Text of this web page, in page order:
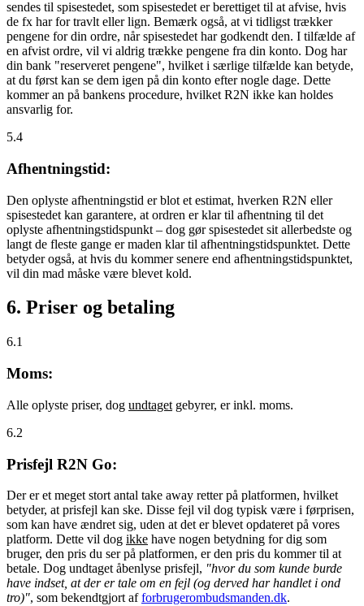
sendes til spisestedet, som spisestedet er berettiget til at afvise, hvis
de fx har for travlt eller lign. Bemærk også, at vi tidligst trækker
pengene for din ordre, når spisestedet har godkendt den. I tilfælde af
en afvist ordre, vil vi aldrig trække pengene fra din konto. Dog har
din bank "reserveret pengene", hvilket i særlige tilfælde kan betyde,
at du først kan se dem igen på din konto efter nogle dage. Dette
kommer an på bankens procedure, hvilket R2N ikke kan holdes
ansvarlig for.
5.4
Afhentningstid:
Den oplyste afhentningstid er blot et estimat, hverken R2N eller
spisestedet kan garantere, at ordren er klar til afhentning til det
oplyste afhentningstidspunkt – dog gør spisestedet sit allerbedste og
langt de fleste gange er maden klar til afhentningstidspunktet. Dette
betyder også, at hvis du kommer senere end afhentningstidspunktet,
vil din mad måske være blevet kold.
6. Priser og betaling
6.1
Moms:
Alle oplyste priser, dog undtaget gebyrer, er inkl. moms.
6.2
Prisfejl R2N Go:
Der er et meget stort antal take away retter på platformen, hvilket
betyder, at prisfejl kan ske. Disse fejl vil dog typisk være i førprisen,
som kan have ændret sig, uden at det er blevet opdateret på vores
platform. Dette vil dog ikke have nogen betydning for dig som
bruger, den pris du ser på platformen, er den pris du kommer til at
betale. Dog undtaget åbenlyse prisfejl, "hvor du som kunde burde
have indset, at der er tale om en fejl (og derved har handlet i ond
tro)", som bekendtgjort afforbrugerombudsmanden.dk.